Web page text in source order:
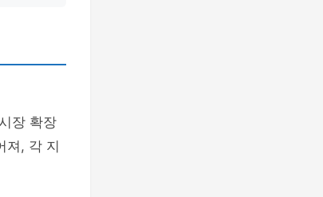
장 확장
져, 각 지